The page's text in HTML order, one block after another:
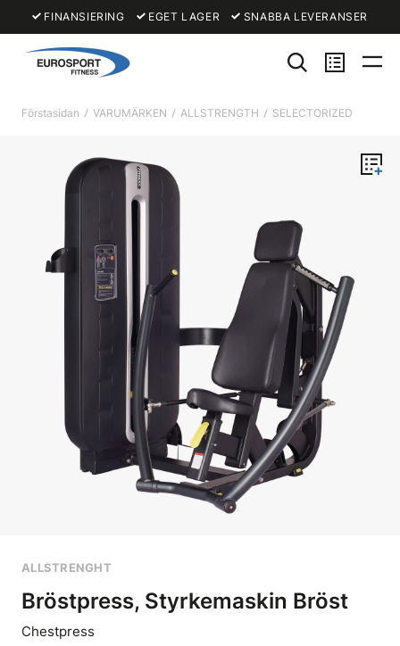
FINANSIERING EGET LAGER SNABBA LEVERANSER
Förstasidan VARUMÄRKEN ALLSTRENGTH SELECTORIZED
ALLSTRENGHT
Bröstpress, Styrkemaskin Bröst
Chestpress